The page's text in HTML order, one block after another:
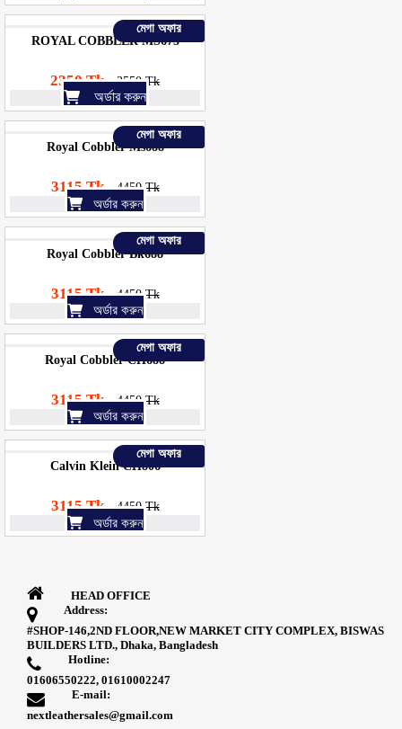
মেগা অফার
ROYAL COBBLER MS675
2350 Tk 3550 Tk
অর্ডার করুন
মেগা অফার
Royal Cobbler Ms688
3115 Tk 4450 Tk
অর্ডার করুন
মেগা অফার
Royal Cobbler Bk688
3115 Tk 4450 Tk
অর্ডার করুন
মেগা অফার
Royal Cobbler CH688
3115 Tk 4450 Tk
অর্ডার করুন
মেগা অফার
Calvin Klein CH806
3115 Tk 4450 Tk
অর্ডার করুন
HEAD OFFICE
Address:
#SHOP-146,2ND FLOOR,NEW MARKET CITY COMPLEX, BISWAS
BUILDERS LTD., Dhaka, Bangladesh
Hotline:
01606550222, 01610002247
E-mail:
nextleathersales@gmail.com